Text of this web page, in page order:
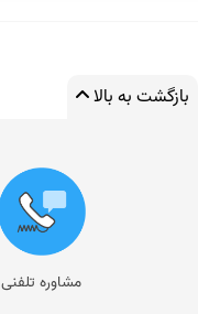
بازگشت به بالا
مشاوره تلفنی